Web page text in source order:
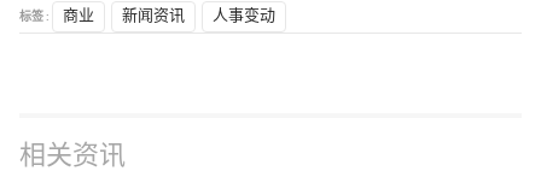
标签 : 商业 新闻资讯 人事变动
相关资讯